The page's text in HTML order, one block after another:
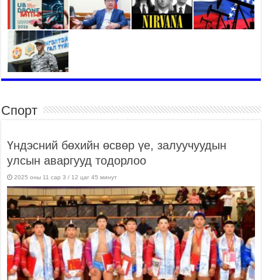
Спорт
Үндэсний бөхийн өсвөр үе, залуучуудын
улсын аваргууд тодорлоо
2025 оны 11 сар 3 / 12 цаг 45 минут